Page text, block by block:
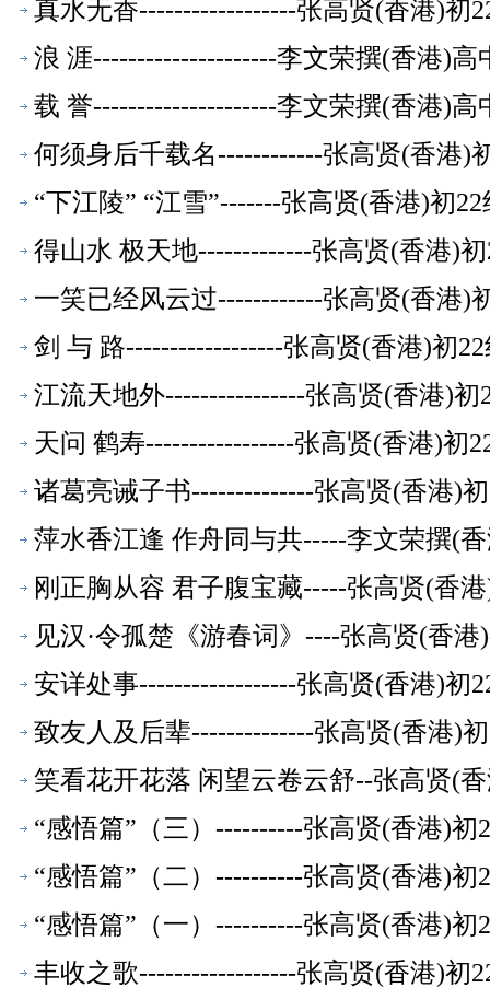
真水无香------------------张高贤(香港)初
浪 涯---------------------李文荣撰(香港)
载 誉---------------------李文荣撰(香港)
何须身后千载名------------张高贤(香港)
“下江陵” “江雪”-------张高贤(香港)初
得山水 极天地-------------张高贤(香港)
一笑已经风云过------------张高贤(香港)
剑 与 路------------------张高贤(香港)初
江流天地外----------------张高贤(香港)初
天问 鹤寿-----------------张高贤(香港)初
诸葛亮诫子书--------------张高贤(香港)
萍水香江逢 作舟同与共-----李文荣撰(
刚正胸从容 君子腹宝藏-----张高贤(香
见汉·令孤楚《游春词》----张高贤(香
安详处事------------------张高贤(香港)初
致友人及后辈--------------张高贤(香港)
笑看花开花落 闲望云卷云舒--张高贤(
“感悟篇”（三）----------张高贤(香港)初
“感悟篇”（二）----------张高贤(香港)初
“感悟篇”（一）----------张高贤(香港)初
丰收之歌------------------张高贤(香港)初